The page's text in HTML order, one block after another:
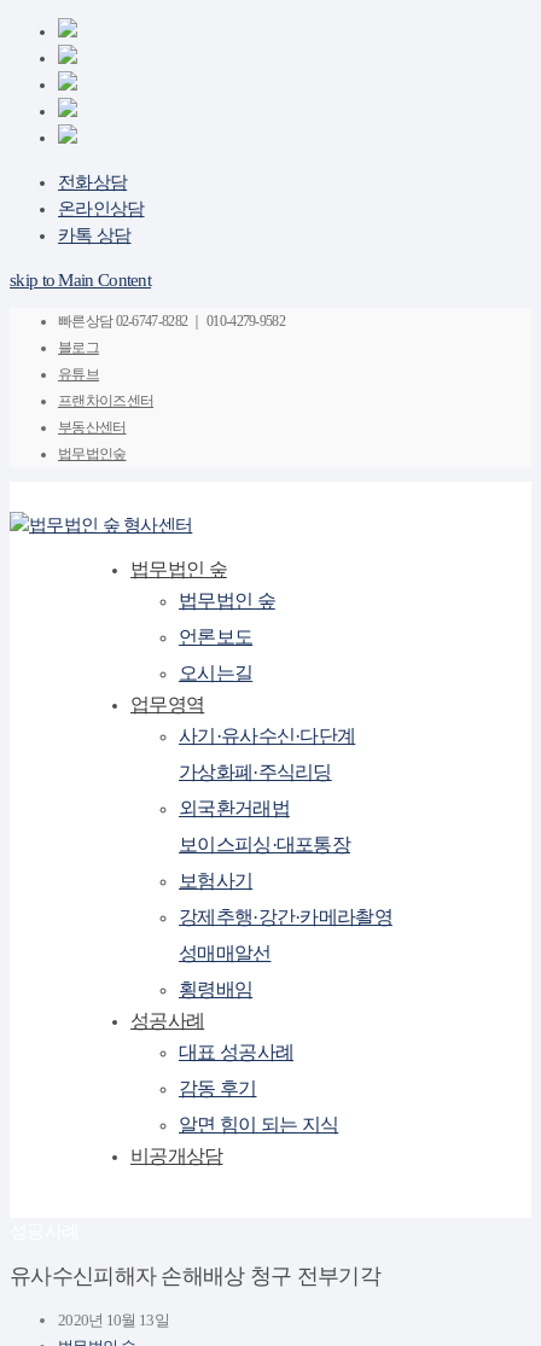
전화상담
온라인상담
카톡 상담
skip to Main Content
빠른상담02-6747-8282 ｜ 010-4279-9582
블로그
유튜브
프랜차이즈센터
부동산센터
법무법인숲
법무법인 숲
법무법인 숲
언론보도
오시는길
업무영역
사기·유사수신·다단계
가상화폐·주식리딩
외국환거래법
보이스피싱·대포통장
보험사기
강제추행·강간·카메라촬영
성매매알선
횡령배임
성공사례
대표 성공사례
감동 후기
알면 힘이 되는 지식
비공개상담
유사수신피해자 손해배상 청구 전부기각
2020년 10월 13일